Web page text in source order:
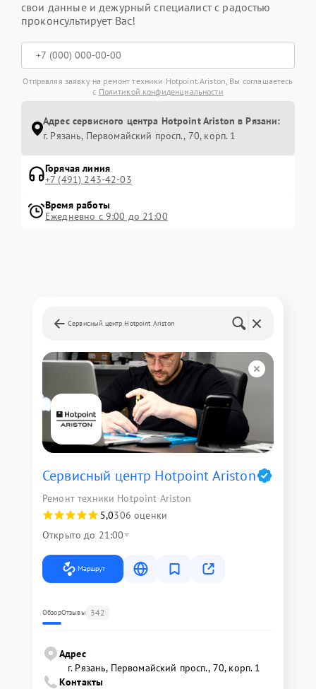
свои данные и дежурный специалист с радостью
проконсультирует Вас!
Отправляя заявку на ремонт техники Hotpoint Ariston, Вы соглашаетесь
с Политикой конфиденциальности
Адрес сервисного центра Hotpoint Ariston в Рязани:
г. Рязань, Первомайский просп., 70, корп. 1
Горячая линия
+7 (491) 243-42-03
Время работы
Ежедневно с 9:00 до 21:00
Сервисный центр Hotpoint Ariston
Сервисный центр Hotpoint Ariston
Ремонт техники Hotpoint Ariston
5,0306 оценки
Открыто до 21:00
Маршрут
ОбзорОтзывы 342
Адрес
г. Рязань, Первомайский просп., 70, корп. 1
Контакты